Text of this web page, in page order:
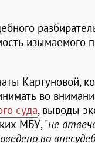
изымаемого
Картуновой,
во
суда, выводы
МБУ, "не
во